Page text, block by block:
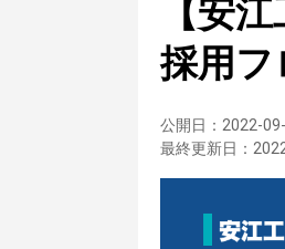
【安
採用フ
公開日： 2022-
最終更新日：